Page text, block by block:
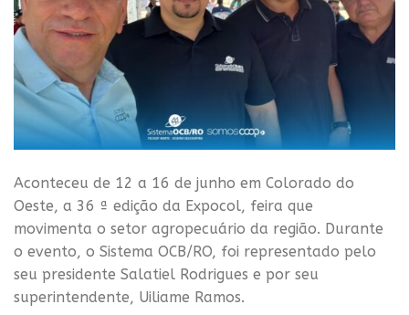
Aconteceu de 12 a 16 de junho em Colorado do
Oeste, a 36 ª edição da Expocol, feira que
movimenta o setor agropecuário da região. Durante
o evento, o Sistema OCB/RO, foi representado pelo
seu presidente Salatiel Rodrigues e por seu
superintendente, Uiliame Ramos.